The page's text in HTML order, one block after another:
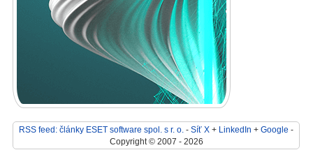
RSS feed: články ESET software spol. s r. o. - Síť X + LinkedIn + Google -
Copyright © 2007 - 2026